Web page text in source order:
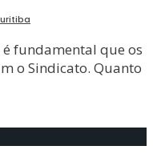
fundamental que os
o Sindicato. Quanto